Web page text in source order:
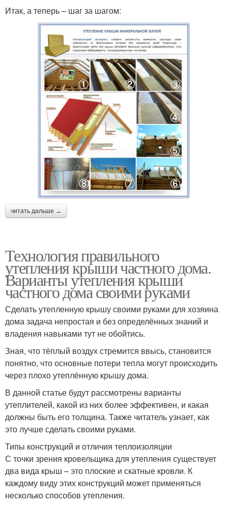
Итак, а теперь – шаг за шагом:
читать дальше →
Технология правильного
утепления крыши частного дома.
Варианты утепления крыши
частного дома своими руками
Сделать утепленную крышу своими руками для хозяина
дома задача непростая и без определённых знаний и
владения навыками тут не обойтись.
Зная, что тёплый воздух стремится ввысь, становится
понятно, что основные потери тепла могут происходить
через плохо утеплённую крышу дома.
В данной статье будут рассмотрены варианты
утеплителей, какой из них более эффективен, и какая
должны быть его толщина. Также читатель узнает, как
это лучше сделать своими руками.
Типы конструкций и отличия теплоизоляции
С точки зрения кровельщика для утепления существует
два вида крыш – это плоские и скатные кровли. К
каждому виду этих конструкций может применяться
несколько способов утепления.